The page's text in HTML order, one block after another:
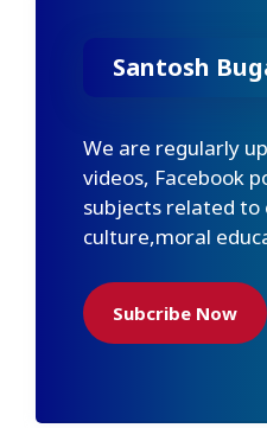
Santosh
We are regularly
videos, Facebook
subjects related to
culture,moral
Subcribe Now